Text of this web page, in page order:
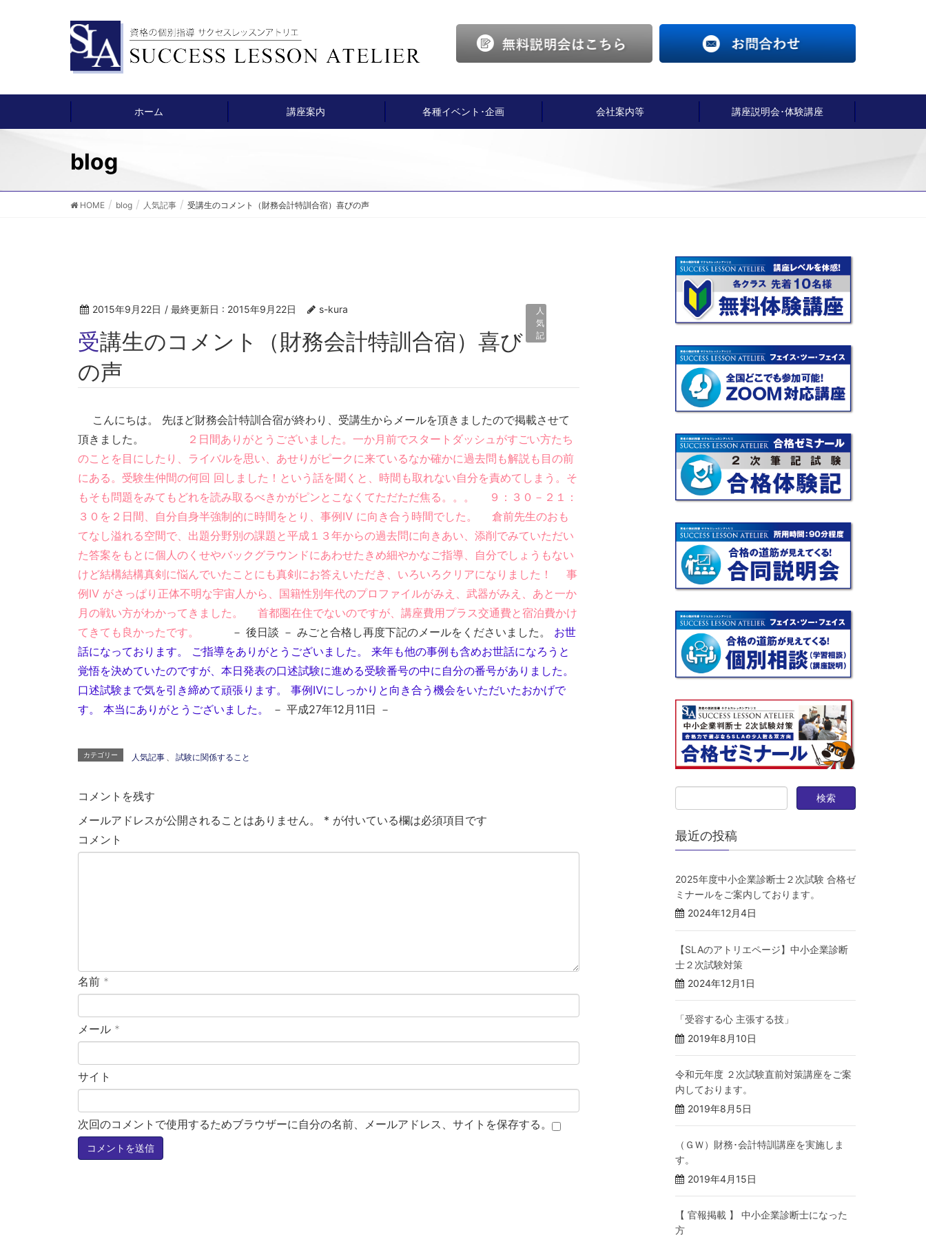
ホーム 講座案内 各種イベント･企画 会社案内等 講座説明会･体験講座
blog
HOME blog 人気記事 受講生のコメント（財務会計特訓合宿）喜びの声
2015年9月22日 / 最終更新日 : 2015年9月22日 s-kura
人
気
記
受講生のコメント（財務会計特訓合宿）喜び
の声
こんにちは。 先ほど財務会計特訓合宿が終わり、受講生からメールを頂きましたので掲載させて
頂きました。
２日間ありがとうございました。一か月前でスタートダッシュがすごい方たち
のことを目にしたり、ライバルを思い、あせりがピークに来ているなか確かに過去問も解説も目の前
にある。受験生仲間の何回 回しました！という話を聞くと、時間も取れない自分を責めてしまう。そ
もそも問題をみてもどれを読み取るべきかがピンとこなくてただただ焦る。。。 ９：３０－２１：
３０を２日間、自分自身半強制的に時間をとり、事例Ⅳ に向き合う時間でした。 倉前先生のおも
てなし溢れる空間で、出題分野別の課題と平成１３年からの過去問に向きあい、添削でみていただい
た答案をもとに個人のくせやバックグラウンドにあわせたきめ細やかなご指導、自分でしょうもない
けど結構結構真剣に悩んでいたことにも真剣にお答えいただき、いろいろクリアになりました！ 事
例Ⅳ がさっぱり正体不明な宇宙人から、国籍性別年代のプロファイルがみえ、武器がみえ、あと一か
月の戦い方がわかってきました。 首都圏在住でないのですが、講座費用プラス交通費と宿泊費かけ
てきても良かったです。
－ 後日談 － みごと合格し再度下記のメールをくださいました。 お世
話になっております。 ご指導をありがとうございました。 来年も他の事例も含めお世話になろうと
覚悟を決めていたのですが、本日発表の口述試験に進める受験番号の中に自分の番号がありました。
口述試験まで気を引き締めて頑張ります。 事例Ⅳにしっかりと向き合う機会をいただいたおかげで
す。 本当にありがとうございました。
－ 平成27年12月11日 －
カテゴリー 人気記事 試験に関係すること
コメントを残す
メールアドレスが公開されることはありません。
* が付いている欄は必須項目です
コメント
名前 *
メール *
サイト
次回のコメントで使用するためブラウザーに自分の名前、メールアドレス、サイトを保存する。
最近の投稿
2025年度中小企業診断士２次試験 合格ゼ
ミナールをご案内しております。
2024年12月4日
【SLAのアトリエページ】中小企業診断
士２次試験対策
2024年12月1日
「受容する心 主張する技」
2019年8月10日
令和元年度 ２次試験直前対策講座をご案
内しております。
2019年8月5日
（ＧＷ）財務･会計特訓講座を実施しま
す。
2019年4月15日
【 官報掲載 】 中小企業診断士になった
方